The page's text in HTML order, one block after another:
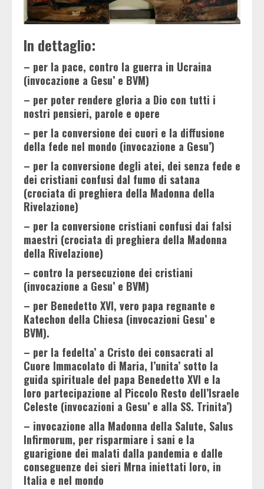
In dettaglio:
– per la pace, contro la guerra in Ucraina
(invocazione a Gesu’ e BVM)
– per poter rendere gloria a Dio con tutti i
nostri pensieri, parole e opere
– per la conversione dei cuori e la diffusione
della fede nel mondo (invocazione a Gesu’)
– per la conversione degli atei, dei senza fede e
dei cristiani confusi dal fumo di satana
(crociata di preghiera della Madonna della
Rivelazione)
– per la conversione cristiani confusi dai falsi
maestri (crociata di preghiera della Madonna
della Rivelazione)
– contro la persecuzione dei cristiani
(invocazione a Gesu’ e BVM)
– per Benedetto XVI, vero papa regnante e
Katechon della Chiesa (invocazioni Gesu’ e
BVM).
– per la fedelta’ a Cristo dei consacrati al
Cuore Immacolato di Maria, l’unita’ sotto la
guida spirituale del papa Benedetto XVI e la
loro partecipazione al Piccolo Resto dell’Israele
Celeste (invocazioni a Gesu’ e alla SS. Trinita’)
– invocazione alla Madonna della Salute, Salus
Infirmorum, per risparmiare i sani e la
guarigione dei malati dalla pandemia e dalle
conseguenze dei sieri Mrna iniettati loro, in
Italia e nel mondo